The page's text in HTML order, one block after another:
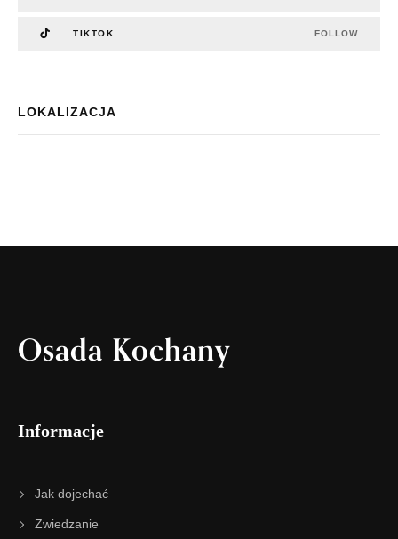
TIKTOK FOLLOW
LOKALIZACJA
Osada Kochany
Informacje
Jak dojechać
Zwiedzanie